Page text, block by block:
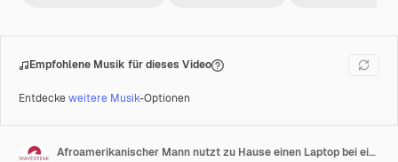
Empfohlene Musik für dieses Video
Entdeckeweitere Musik-Optionen
Afroamerikanischer Mann nutzt zu Hause einen Laptop bei einem Videoanruf, mit Platz für Text